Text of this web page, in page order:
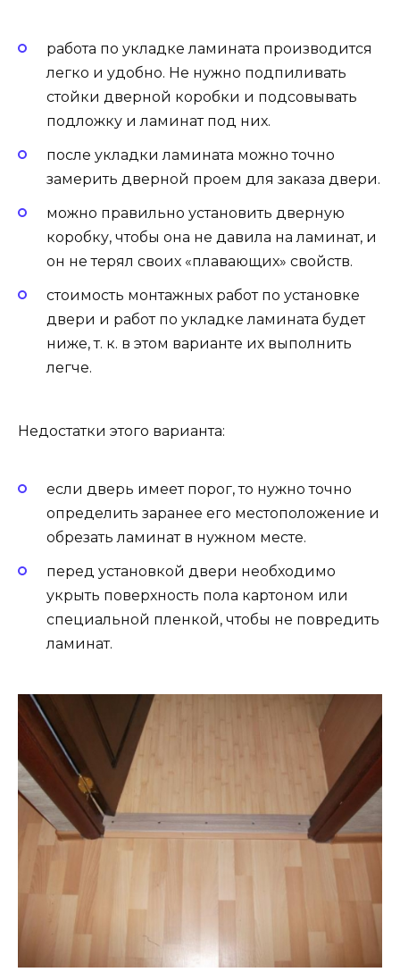
работа по укладке ламината производится
легко и удобно. Не нужно подпиливать
стойки дверной коробки и подсовывать
подложку и ламинат под них.
после укладки ламината можно точно
замерить дверной проем для заказа двери.
можно правильно установить дверную
коробку, чтобы она не давила на ламинат, и
он не терял своих «плавающих» свойств.
стоимость монтажных работ по установке
двери и работ по укладке ламината будет
ниже, т. к. в этом варианте их выполнить
легче.
Недостатки этого варианта:
если дверь имеет порог, то нужно точно
определить заранее его местоположение и
обрезать ламинат в нужном месте.
перед установкой двери необходимо
укрыть поверхность пола картоном или
специальной пленкой, чтобы не повредить
ламинат.